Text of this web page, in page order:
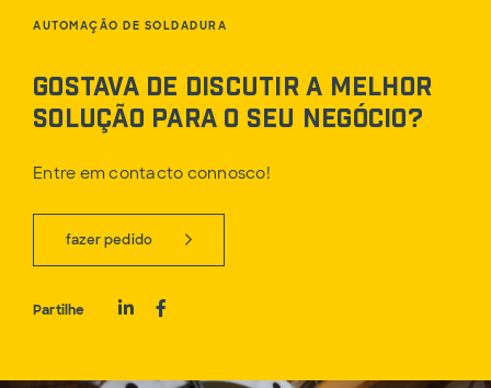
AUTOMAÇÃO DE SOLDADURA
Gostava de discutir a melhor
solução para o seu negócio?
Entre em contacto connosco!
fazer pedido
Partilhe